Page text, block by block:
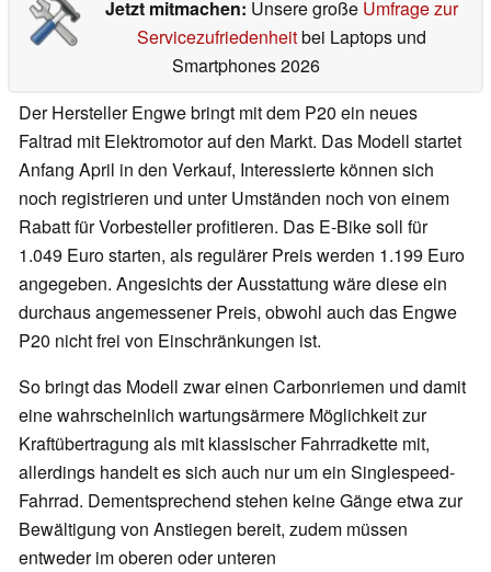
Jetzt mitmachen: Unsere große Umfrage zur
Servicezufriedenheitbei Laptops und
Smartphones 2026
Der Hersteller Engwe bringt mit dem P20 ein neues
Faltrad mit Elektromotor auf den Markt. Das Modell startet
Anfang April in den Verkauf, Interessierte können sich
noch registrieren und unter Umständen noch von einem
Rabatt für Vorbesteller profitieren. Das E-Bike soll für
1.049 Euro starten, als regulärer Preis werden 1.199 Euro
angegeben. Angesichts der Ausstattung wäre diese ein
durchaus angemessener Preis, obwohl auch das Engwe
P20 nicht frei von Einschränkungen ist.
So bringt das Modell zwar einen Carbonriemen und damit
eine wahrscheinlich wartungsärmere Möglichkeit zur
Kraftübertragung als mit klassischer Fahrradkette mit,
allerdings handelt es sich auch nur um ein Singlespeed-
Fahrrad. Dementsprechend stehen keine Gänge etwa zur
Bewältigung von Anstiegen bereit, zudem müssen
entweder im oberen oder unteren